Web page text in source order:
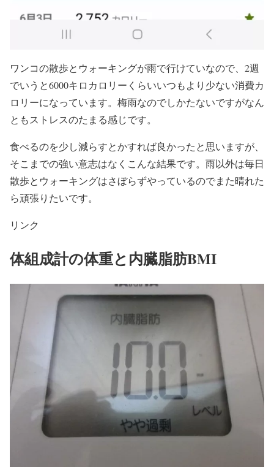
ワンコの散歩とウォーキングが雨で行けていなので、2週
でいうと6000キロカロリーくらいいつもより少ない消費カ
ロリーになっています。梅雨なのでしかたないですがなん
ともストレスのたまる感じです。
食べるのを少し減らすとかすれば良かったと思いますが、
そこまでの強い意志はなくこんな結果です。雨以外は毎日
散歩とウォーキングはさぼらずやっているのでまた晴れた
ら頑張りたいです。
リンク
体組成計の体重と内臓脂肪BMI